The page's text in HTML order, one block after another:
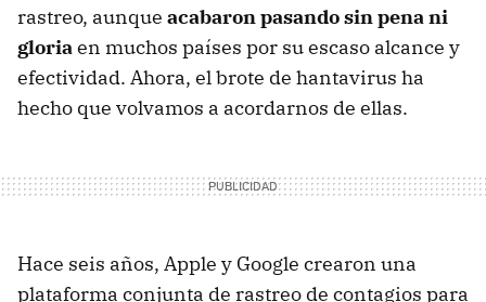
rastreo, aunque acabaron pasandosin pena ni
gloriaen muchos países por su escaso alcance y
efectividad. Ahora, el brote de hantavirus ha
hecho que volvamos a acordarnos de ellas.
Hace seis años, Apple y Google crearon una
plataforma conjunta de rastreo de contagios para